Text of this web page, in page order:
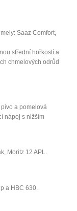
Saaz Comfort,
střední hořkostí a
chmelových odrůd
a pomelová
nápoj s nižším
Moritz 12 APL.
a HBC 630.